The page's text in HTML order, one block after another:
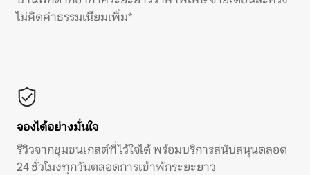
ไม่คิดค่าธรรมเนียมเพิ่ม*
จองได้อย่างมั่นใจ
รีวิวจากชุมชนเกสต์ที่ไว้ใจได้ พร้อมบริการสนับสนุนตลอด
24 ชั่วโมงทุกวันตลอดการเข้าพักระยะยาว